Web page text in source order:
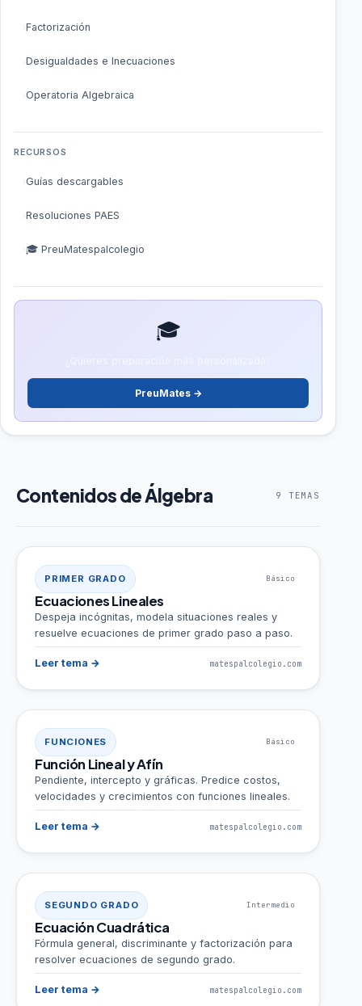
Factorización
Desigualdades e Inecuaciones
Operatoria Algebraica
RECURSOS
Guías descargables
Resoluciones PAES
🎓 PreuMatespalcolegio
🎓
PreuMates →
Contenidos de Álgebra 9 TEMAS
PRIMER GRADO Básico
Ecuaciones Lineales
Despeja incógnitas, modela situaciones reales y
resuelve ecuaciones de primer grado paso a paso.
Leer tema → matespalcolegio.com
FUNCIONES Básico
Función Lineal y Afín
Pendiente, intercepto y gráficas. Predice costos,
velocidades y crecimientos con funciones lineales.
Leer tema → matespalcolegio.com
SEGUNDO GRADO Intermedio
Ecuación Cuadrática
Fórmula general, discriminante y factorización para
resolver ecuaciones de segundo grado.
Leer tema → matespalcolegio.com